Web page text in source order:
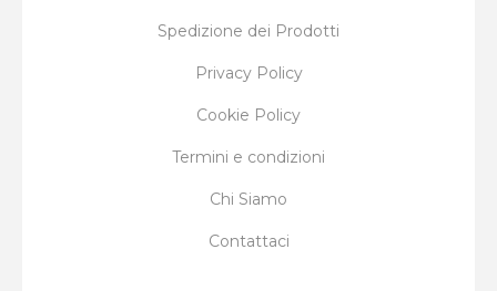
Spedizione dei Prodotti
Privacy Policy
Cookie Policy
Termini e condizioni
Chi Siamo
Contattaci